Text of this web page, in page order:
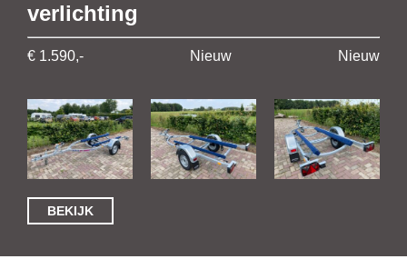
verlichting
€ 1.590,- Nieuw Nieuw
BEKIJK